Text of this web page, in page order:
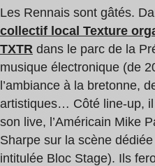
Les Rennais sont gâtés.
collectif local Texture
TXTR dans le parc de la
musique électronique (de
l’ambiance à la bretonne,
artistiques… Côté line-up,
son live, l’Américain Mike
Sharpe sur la scène
intitulée Bloc Stage). Ils